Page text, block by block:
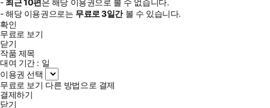
- 해당 이용권으로는 무료로3일간볼 수 있습니다.
확인
무료로 보기
닫기
작품 제목
대여 기간 : 일
이용권 선택
무료로 보기 다른 방법으로 결제
결제하기
닫기